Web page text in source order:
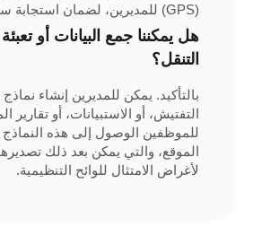
(GPS) للمديرين، لضمان استجابة سريعة ومنسقة.
هل يمكننا جمع البيانات أو تعبئة
التنقل؟
بالتأكيد. يمكن للمديرين إنشاء
التفتيش، أو الاستبيانات، أو تقارير
للموظفين الوصول إلى هذه النماذج
الموقع، والتي يمكن بعد ذلك
لأغراض الامتثال للوائح التنظيمية.